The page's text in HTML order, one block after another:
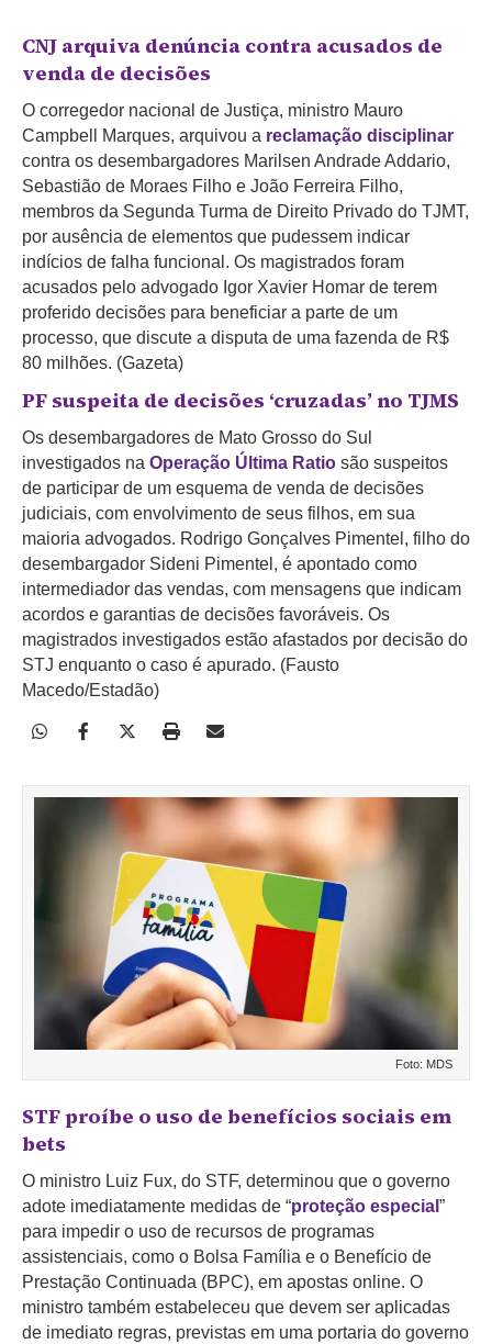
CNJ arquiva denúncia contra acusados de
venda de decisões
O corregedor nacional de Justiça, ministro Mauro
Campbell Marques, arquivou a reclamação disciplinar
contra os desembargadores Marilsen Andrade Addario,
Sebastião de Moraes Filho e João Ferreira Filho,
membros da Segunda Turma de Direito Privado do TJMT,
por ausência de elementos que pudessem indicar
indícios de falha funcional. Os magistrados foram
acusados ​​pelo advogado Igor Xavier Homar de terem
proferido decisões para beneficiar a parte de um
processo, que discute a disputa de uma fazenda de R$
80 milhões. (Gazeta)
PF suspeita de decisões ‘cruzadas’ no TJMS
Os desembargadores de Mato Grosso do Sul
investigados na Operação Última Ratio são suspeitos
de participar de um esquema de venda de decisões
judiciais, com envolvimento de seus filhos, em sua
maioria advogados. Rodrigo Gonçalves Pimentel, filho do
desembargador Sideni Pimentel, é apontado como
intermediador das vendas, com mensagens que indicam
acordos e garantias de decisões favoráveis. Os
magistrados investigados estão afastados por decisão do
STJ enquanto o caso é apurado. (Fausto
Macedo/Estadão)
Foto: MDS
STF proíbe o uso de benefícios sociais em
bets
O ministro Luiz Fux, do STF, determinou que o governo
adote imediatamente medidas de “proteção especial ”
para impedir o uso de recursos de programas
assistenciais, como o Bolsa Família e o Benefício de
Prestação Continuada (BPC), em apostas online. O
ministro também estabeleceu que devem ser aplicadas
de imediato regras, previstas em uma portaria do governo